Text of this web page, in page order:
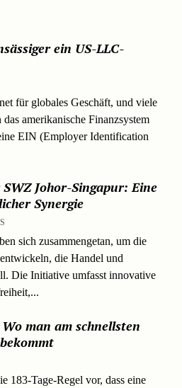
ein US-LLC-
für globales Geschäft, und viele
amerikanische Finanzsystem
EIN (Employer Identification
Johor-Singapur: Eine
Synergie
sich zusammengetan, um die
die Handel und
Die Initiative umfasst innovative
man am schnellsten
183-Tage-Regel vor, dass eine